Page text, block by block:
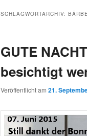
SCHLAGWORTARCHIV:
GUTE
besichtigt
Veröffentlicht am 21.